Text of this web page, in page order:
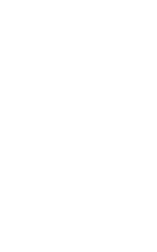
você, com
podem se